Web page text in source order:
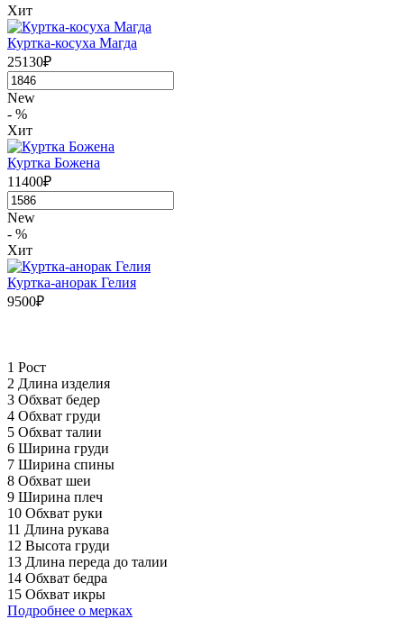
Хит
Куртка-косуха Магда
25130₽
New
- %
Хит
Куртка Божена
11400₽
New
- %
Хит
Куртка-анорак Гелия
9500₽
1 Рост
2 Длина изделия
3 Обхват бедер
4 Обхват груди
5 Обхват талии
6 Ширина груди
7 Ширина спины
8 Обхват шеи
9 Ширина плеч
10 Обхват руки
11 Длина рукава
12 Высота груди
13 Длина переда до талии
14 Обхват бедра
15 Обхват икры
Подробнее о мерках